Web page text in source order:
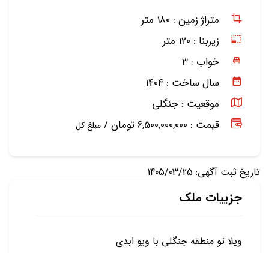
متراژ زمین : 180 متر
زیربنا : 120 متر
خواب : 3
سال ساخت : 1404
موقعیت : جنگلی
قیمت : 6,500,000,000 تومان /
مبلغ کل
تاریخ ثبت آگهی: 1405/03/25
جزییات ملک
ویلا تو منطقه جنگلی با ویو ابدی